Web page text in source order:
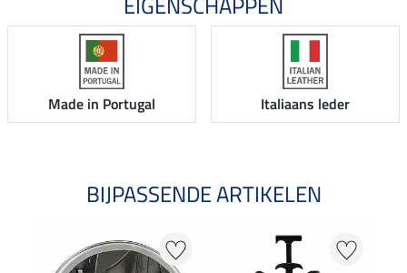
Made in Portugal Italiaans leder
BIJPASSENDE ARTIKELEN